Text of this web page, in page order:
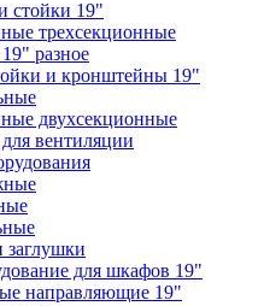
стойки 19"
трехсекционные
разное
и кронштейны 19"
двухсекционные
вентиляции
заглушки
для шкафов 19"
направляющие 19"